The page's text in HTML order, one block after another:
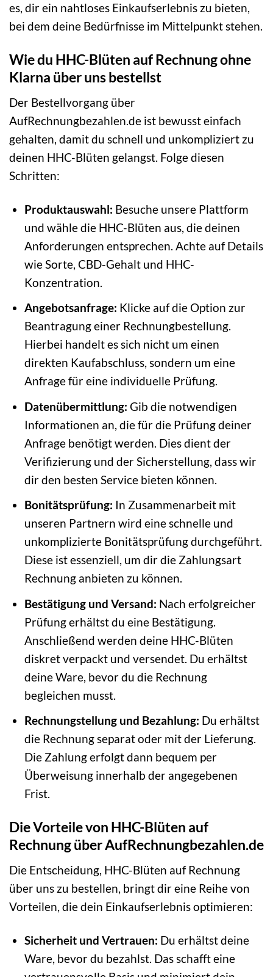
es, dir ein nahtloses Einkaufserlebnis zu bieten,
bei dem deine Bedürfnisse im Mittelpunkt stehen.
Wie du HHC-Blüten auf Rechnung ohne
Klarna über uns bestellst
Der Bestellvorgang über
AufRechnungbezahlen.de ist bewusst einfach
gehalten, damit du schnell und unkompliziert zu
deinen HHC-Blüten gelangst. Folge diesen
Schritten:
Produktauswahl: Besuche unsere Plattform
und wähle die HHC-Blüten aus, die deinen
Anforderungen entsprechen. Achte auf Details
wie Sorte, CBD-Gehalt und HHC-
Konzentration.
Angebotsanfrage: Klicke auf die Option zur
Beantragung einer Rechnungbestellung.
Hierbei handelt es sich nicht um einen
direkten Kaufabschluss, sondern um eine
Anfrage für eine individuelle Prüfung.
Datenübermittlung: Gib die notwendigen
Informationen an, die für die Prüfung deiner
Anfrage benötigt werden. Dies dient der
Verifizierung und der Sicherstellung, dass wir
dir den besten Service bieten können.
Bonitätsprüfung: In Zusammenarbeit mit
unseren Partnern wird eine schnelle und
unkomplizierte Bonitätsprüfung durchgeführt.
Diese ist essenziell, um dir die Zahlungsart
Rechnung anbieten zu können.
Bestätigung und Versand: Nach erfolgreicher
Prüfung erhältst du eine Bestätigung.
Anschließend werden deine HHC-Blüten
diskret verpackt und versendet. Du erhältst
deine Ware, bevor du die Rechnung
begleichen musst.
Rechnungstellung und Bezahlung: Du erhältst
die Rechnung separat oder mit der Lieferung.
Die Zahlung erfolgt dann bequem per
Überweisung innerhalb der angegebenen
Frist.
Die Vorteile von HHC-Blüten auf
Rechnung über AufRechnungbezahlen.de
Die Entscheidung, HHC-Blüten auf Rechnung
über uns zu bestellen, bringt dir eine Reihe von
Vorteilen, die dein Einkaufserlebnis optimieren:
Sicherheit und Vertrauen: Du erhältst deine
Ware, bevor du bezahlst. Das schafft eine